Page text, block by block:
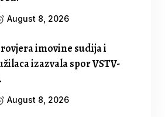
August 8, 2026
imovine sudija i
izazvala spor VSTV-
August 8, 2026